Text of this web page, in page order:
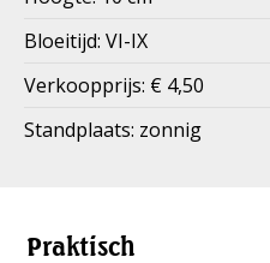
Bloeitijd: VI-IX
Verkoopprijs: € 4,50
Standplaats: zonnig
Praktisch